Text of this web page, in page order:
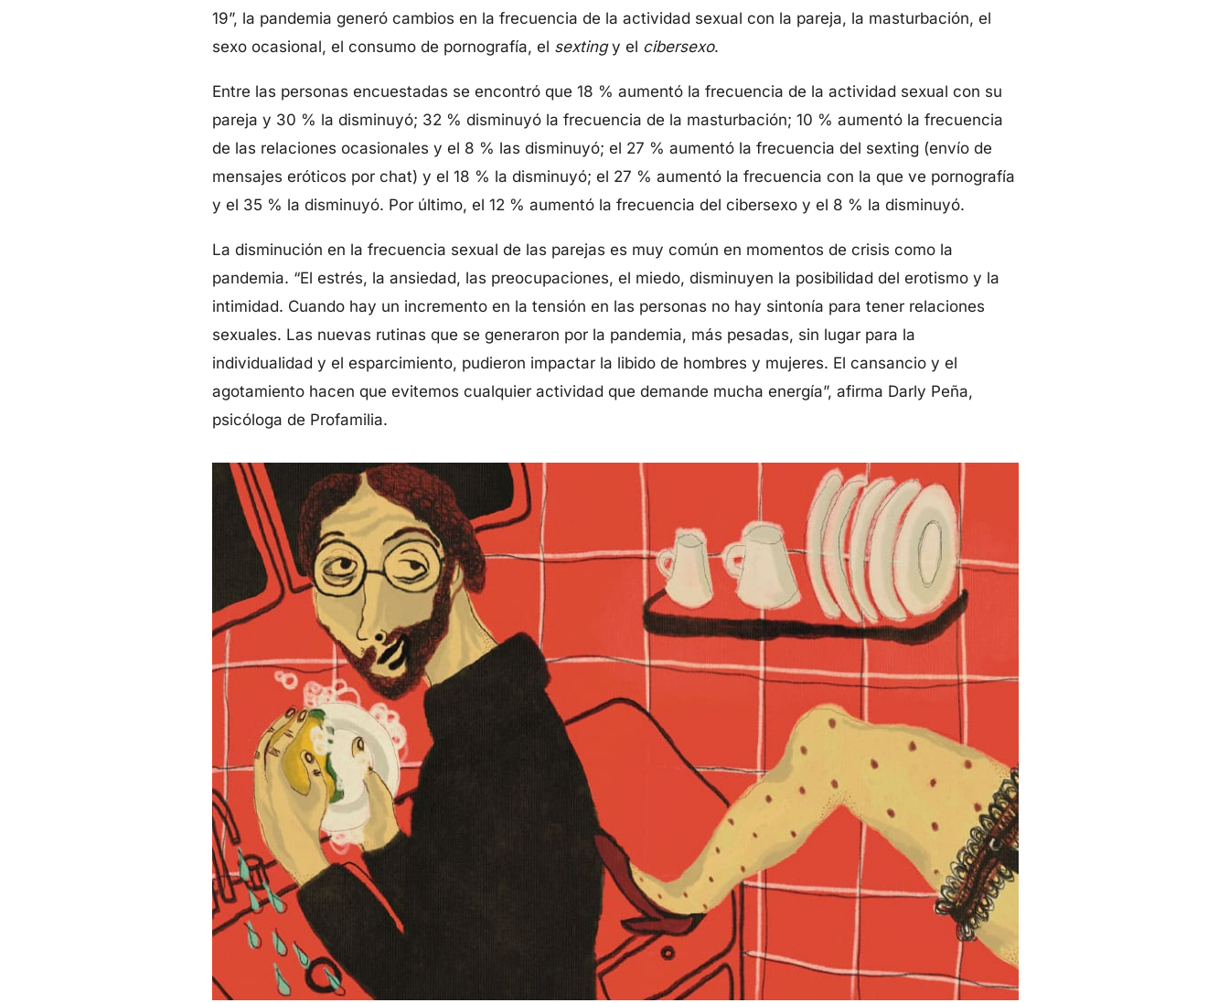
19”, la pandemia generó cambios en la frecuencia de la actividad sexual con la pareja, la masturbación, el
sexo ocasional, el consumo de pornografía, el sextingy el cibersexo.
Entre las personas encuestadas se encontró que 18 % aumentó la frecuencia de la actividad sexual con su
pareja y 30 % la disminuyó; 32 % disminuyó la frecuencia de la masturbación; 10 % aumentó la frecuencia
de las relaciones ocasionales y el 8 % las disminuyó; el 27 % aumentó la frecuencia del sexting (envío de
mensajes eróticos por chat) y el 18 % la disminuyó; el 27 % aumentó la frecuencia con la que ve pornografía
y el 35 % la disminuyó. Por último, el 12 % aumentó la frecuencia del cibersexo y el 8 % la disminuyó.
La disminución en la frecuencia sexual de las parejas es muy común en momentos de crisis como la
pandemia. “El estrés, la ansiedad, las preocupaciones, el miedo, disminuyen la posibilidad del erotismo y la
intimidad. Cuando hay un incremento en la tensión en las personas no hay sintonía para tener relaciones
sexuales. Las nuevas rutinas que se generaron por la pandemia, más pesadas, sin lugar para la
individualidad y el esparcimiento, pudieron impactar la libido de hombres y mujeres. El cansancio y el
agotamiento hacen que evitemos cualquier actividad que demande mucha energía”, afirma Darly Peña,
psicóloga de Profamilia.